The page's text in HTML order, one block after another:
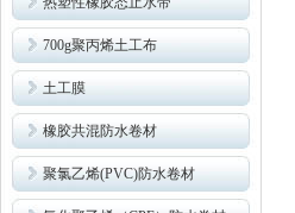
700g聚丙烯土工布
土工膜
橡胶共混防水卷材
聚氯乙烯(PVC)防水卷材